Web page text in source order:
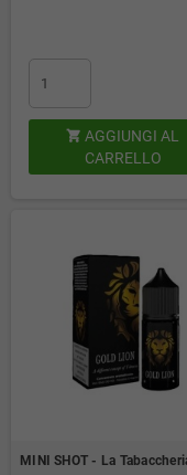
 AGGIUNGI AL
CARRELLO
MINI SHOT - La